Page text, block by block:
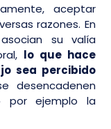
aceptar
razones. En
su valía
lo que hace
sea percibido
desencadenen
por ejemplo la